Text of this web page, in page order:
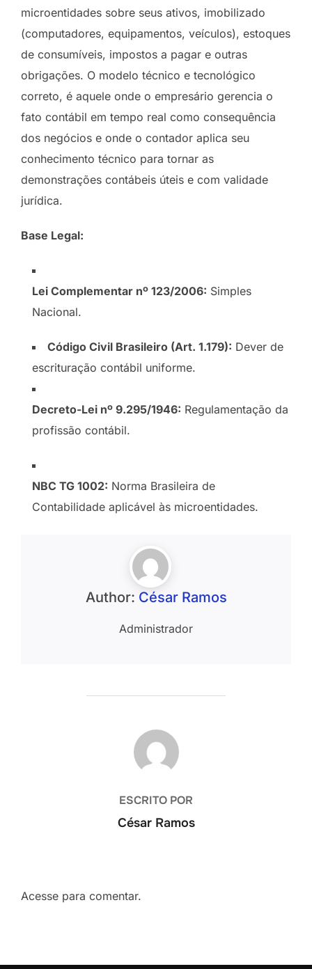
microentidades sobre seus ativos, imobilizado
(computadores, equipamentos, veículos), estoques
de consumíveis, impostos a pagar e outras
obrigações. O modelo técnico e tecnológico
correto, é aquele onde o empresário gerencia o
fato contábil em tempo real como consequência
dos negócios e onde o contador aplica seu
conhecimento técnico para tornar as
demonstrações contábeis úteis e com validade
jurídica.
Base Legal:
Lei Complementar nº 123/2006: Simples
Nacional.
Código Civil Brasileiro (Art. 1.179): Dever de
escrituração contábil uniforme.
Decreto-Lei nº 9.295/1946: Regulamentação da
profissão contábil.
NBC TG 1002: Norma Brasileira de
Contabilidade aplicável às microentidades.
Author: César Ramos
Administrador
AUTOR DO POST
ESCRITO POR
César Ramos
Acesse para comentar.